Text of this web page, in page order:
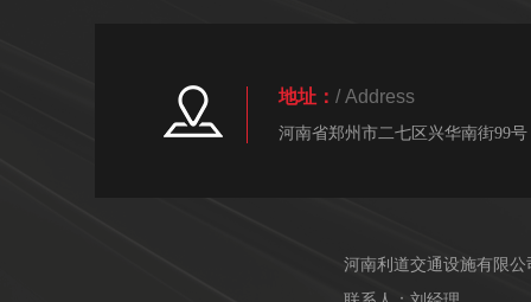
地址： / Address
河南省郑州市二七区兴华南街99号
河南利道交通设施有限公